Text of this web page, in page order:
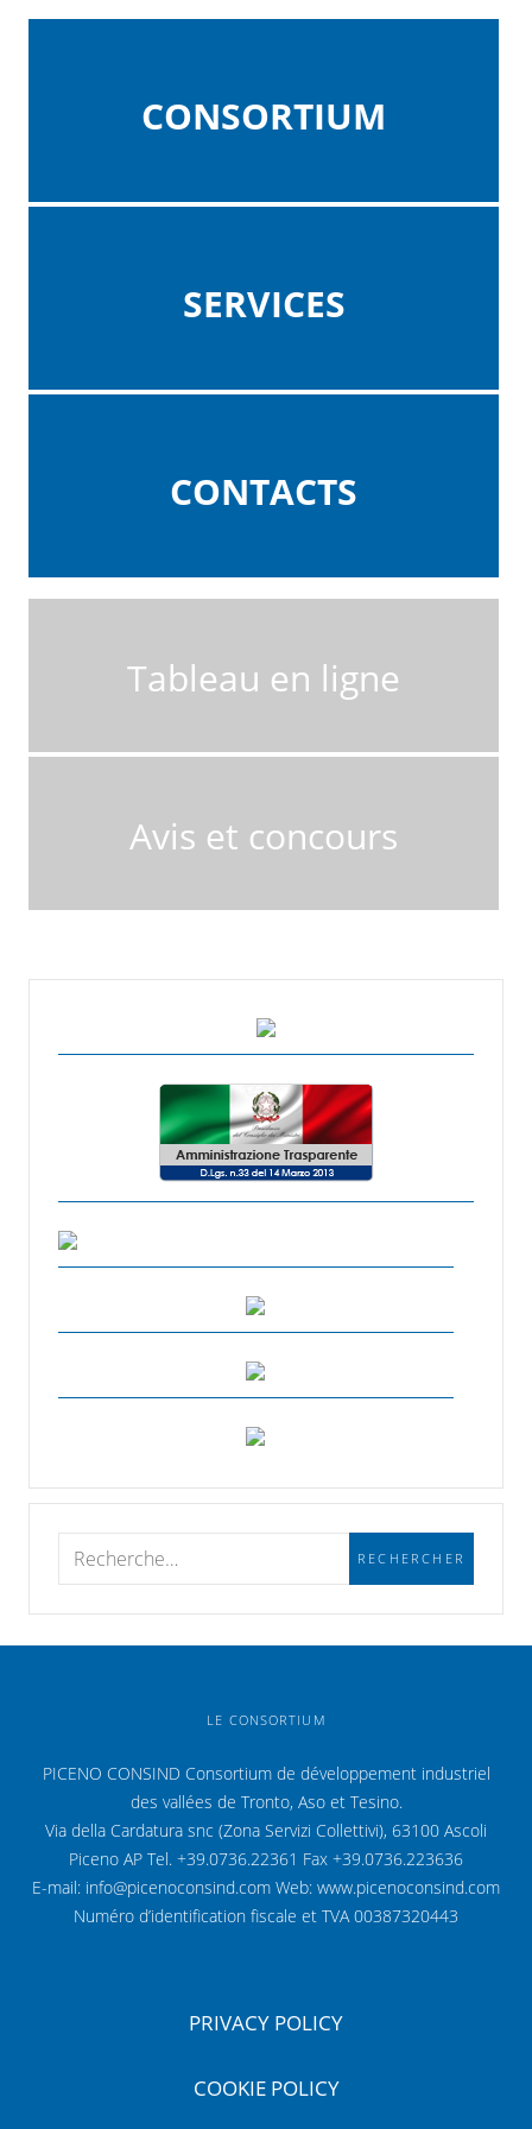
CONSORTIUM
SERVICES
CONTACTS
Tableau en ligne
Avis et concours
LE CONSORTIUM
PICENO CONSIND Consortium de développement industriel
des vallées de Tronto, Aso et Tesino.
Via della Cardatura snc (Zona Servizi Collettivi), 63100 Ascoli
Piceno AP Tel. +39.0736.22361 Fax +39.0736.223636
E-mail: info@picenoconsind.com Web: www.picenoconsind.com
Numéro d’identification fiscale et TVA 00387320443
PRIVACY POLICY
COOKIE POLICY